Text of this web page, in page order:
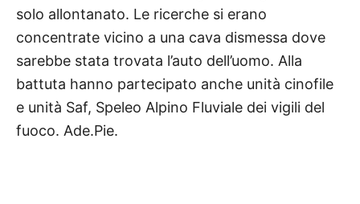
solo allontanato. Le ricerche si erano
concentrate vicino a una cava dismessa dove
sarebbe stata trovata l’auto dell’uomo. Alla
battuta hanno partecipato anche unità cinofile
e unità Saf, Speleo Alpino Fluviale dei vigili del
fuoco. Ade.Pie.